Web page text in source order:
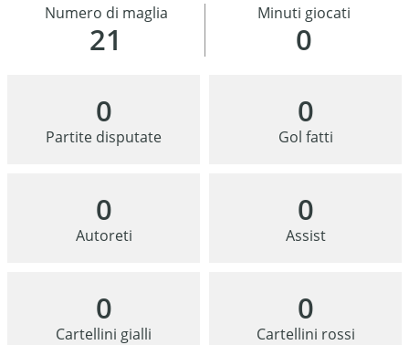
21
Numero di maglia
0
Minuti giocati
0
Partite disputate
0
Gol fatti
0
Autoreti
0
Assist
0
Cartellini gialli
0
Cartellini rossi